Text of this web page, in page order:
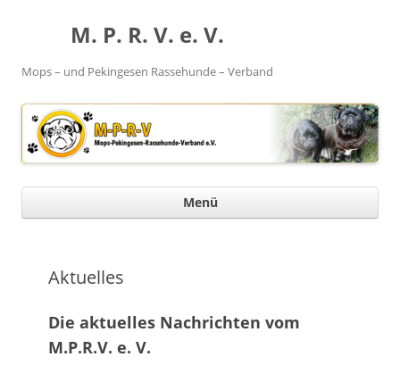
M. P. R. V. e. V.
Mops – und Pekingesen Rassehunde – Verband
Menü
Aktuelles
Die aktuelles Nachrichten vom
M.P.R.V. e. V.